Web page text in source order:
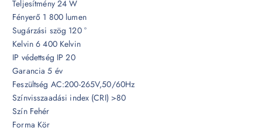
Teljesítmény 24 W
Fényerő 1 800 lumen
Sugárzási szög 120 °
Kelvin 6 400 Kelvin
IP védettség IP 20
Garancia 5 év
Feszültség AC:200-265V,50/60Hz
Színvisszaadási index (CRI) >80
Szín Fehér
Forma Kör